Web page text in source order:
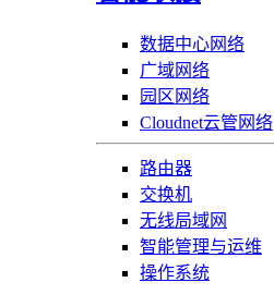
数据中心网络
广域网络
园区网络
Cloudnet云管网络
路由器
交换机
无线局域网
智能管理与运维
操作系统